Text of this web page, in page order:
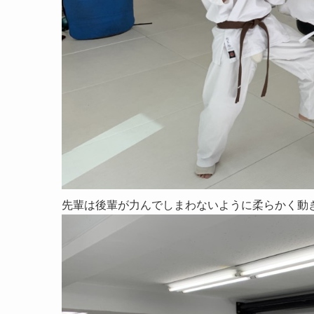
先輩は後輩が力んでしまわないように柔らかく動